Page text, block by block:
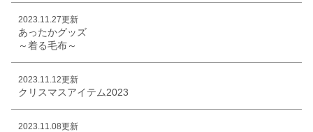
2023.11.27更新
あったかグッズ
～着る毛布～
2023.11.12更新
クリスマスアイテム2023
2023.11.08更新